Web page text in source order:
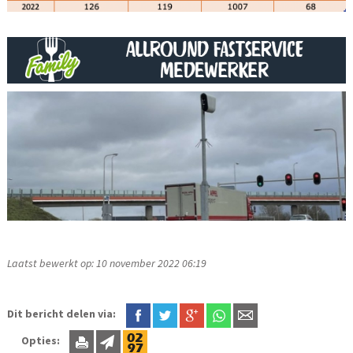
Laatst bewerkt op: 10 november 2022 06:19
Dit bericht delen via:
Opties: